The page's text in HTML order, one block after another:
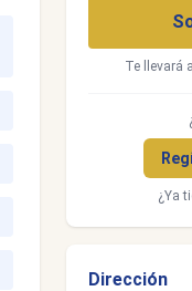
Te llevará
¿Ya
Dirección